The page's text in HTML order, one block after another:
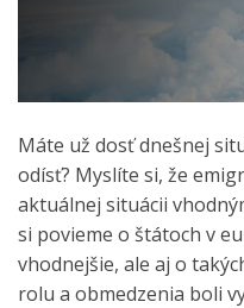
Máte už dosť dnešnej
odísť? Myslíte si, že
aktuálnej situácii
si povieme o štátoch v
vhodnejšie, ale aj o
rolu a obmedzenia boli